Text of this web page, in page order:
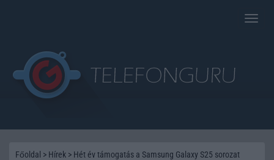
Toggle
Főoldal > Hírek > Hét év támogatás a Samsung Galaxy S25 sorozat